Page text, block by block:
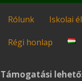
Rólunk Iskolai
Régi honlap
Támogatási